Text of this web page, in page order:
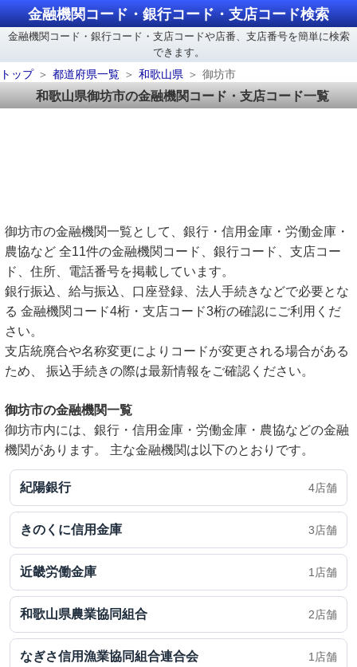
金融機関コード・銀行コード・支店コード検索
金融機関コード・銀行コード・支店コードや店番、支店番号を簡単に検索
できます。
トップ
都道府県一覧 和歌山県 御坊市
和歌山県御坊市の金融機関コード・支店コード一覧
御坊市の金融機関一覧として、銀行・信用金庫・労働金庫・
農協など 全11件の金融機関コード、銀行コード、支店コー
ド、住所、電話番号を掲載しています。
銀行振込、給与振込、口座登録、法人手続きなどで必要とな
る 金融機関コード4桁・支店コード3桁の確認にご利用くだ
さい。
支店統廃合や名称変更によりコードが変更される場合がある
ため、 振込手続きの際は最新情報をご確認ください。
御坊市の金融機関一覧
御坊市内には、銀行・信用金庫・労働金庫・農協などの金融
機関があります。 主な金融機関は以下のとおりです。
紀陽銀行 4店舗
きのくに信用金庫 3店舗
近畿労働金庫 1店舗
和歌山県農業協同組合 2店舗
なぎさ信用漁業協同組合連合会 1店舗